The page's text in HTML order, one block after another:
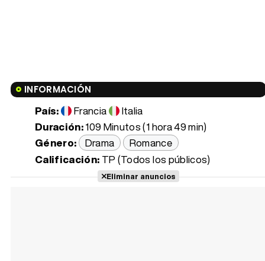
INFORMACIÓN
País: Francia
Italia
Duración:109 Minutos (1 hora 49 min)
Género: Drama
Romance
Calificación: TP (Todos los públicos)
Eliminar anuncios